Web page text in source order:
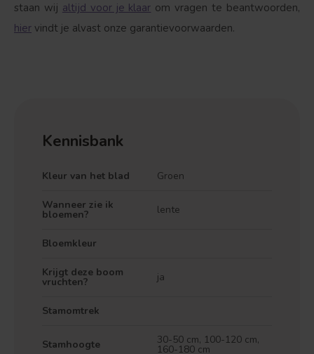
staan wij altijd voor je klaar om vragen te beantwoorden,
hier vindt je alvast onze garantievoorwaarden.
Kennisbank
Kleur van het blad Groen
Wanneer zie ik
bloemen? lente
Bloemkleur
Krijgt deze boom
vruchten? ja
Stamomtrek
Stamhoogte 30-50 cm, 100-120 cm,
160-180 cm
Treurvorm Vruchtdragend